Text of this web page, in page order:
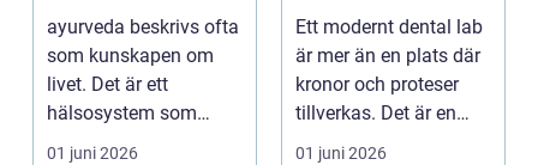
vardag
ayurveda beskrivs ofta
som kunskapen om
livet. Det är ett
hälsosystem som
betonar balans, helhet
01 juni 2026
leenden
Ett modernt dental lab
är mer än en plats där
kronor och proteser
tillverkas. Det är en
teknisk och ...
01 juni 2026